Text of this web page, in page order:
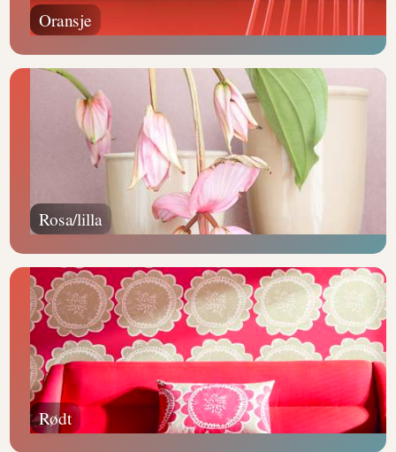
Oransje
Rosa/lilla
Rødt